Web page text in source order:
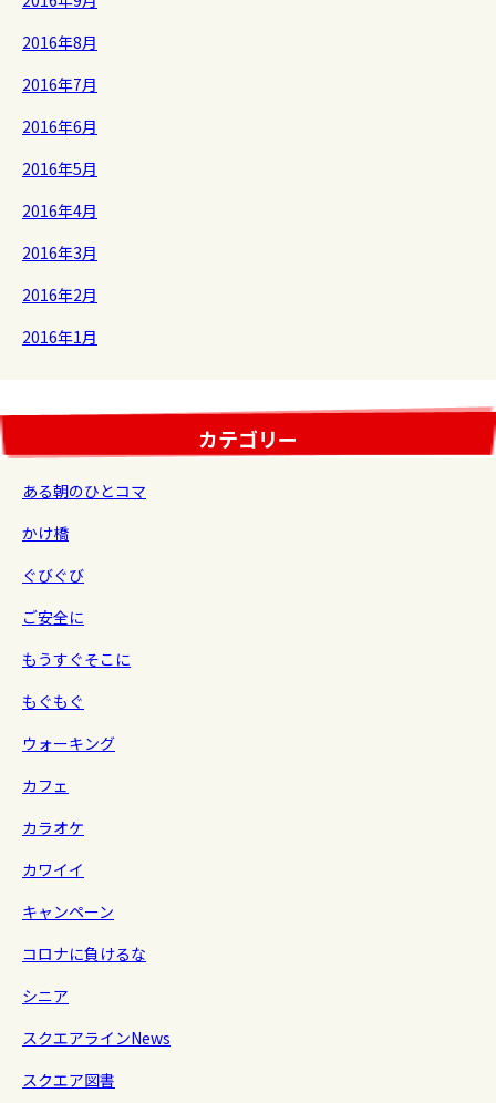
2016年8月
2016年7月
2016年6月
2016年5月
2016年4月
2016年3月
2016年2月
2016年1月
カテゴリー
ある朝のひとコマ
かけ橋
ぐびぐび
ご安全に
もうすぐそこに
もぐもぐ
ウォーキング
カフェ
カラオケ
カワイイ
キャンペーン
コロナに負けるな
シニア
スクエアラインNews
スクエア図書